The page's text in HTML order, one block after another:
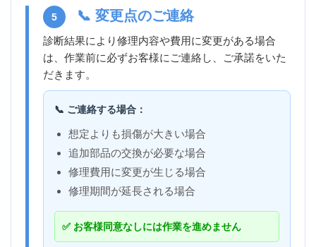
5 📞 変更点のご連絡
診断結果により修理内容や費用に変更がある場合
は、作業前に必ずお客様にご連絡し、ご承諾をいた
だきます。
📞 ご連絡する場合：
想定よりも損傷が大きい場合
追加部品の交換が必要な場合
修理費用に変更が生じる場合
修理期間が延長される場合
✅ お客様同意なしには作業を進めません